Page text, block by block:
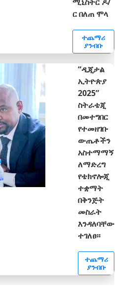
ር በለጠ ሞላ
ተጨማሪ
ያንብቡ
“ዲጂታል
ኢትዮጵያ
2025”
ስትራቴጂ
በመተግበር
የተመዘገቡ
ውጤቶችን
አስተማማኝ
ለማድረግ
የቴክኖሎጂ
ተቋማት
በቅንጅት
መስራት
እንዳለባቸው
ተገለፀ፡፡
ተጨማሪ
ያንብቡ